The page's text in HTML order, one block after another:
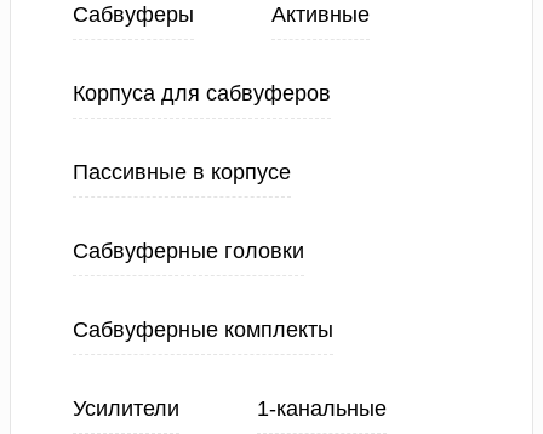
Сабвуферы Активные
Корпуса для сабвуферов
Пассивные в корпусе
Сабвуферные головки
Сабвуферные комплекты
Усилители 1-канальные